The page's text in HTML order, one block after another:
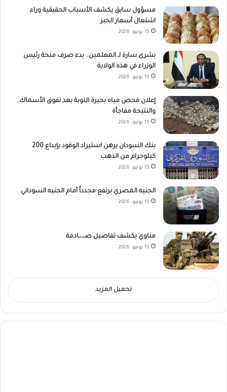
مسؤول سابق يكشف الأسباب الحقيقية وراء
اشتعال أسعار الخبز
15 يونيو، 2026
بشرى سارة لـ المعلمين.. بدء صرف منحة رئيس
الوزراء في هذه الولاية
15 يونيو، 2026
إعلان فحص مياه بحيرة النوبة بعد نفوق الأسماك..
والنتيجة مفاجأة
15 يونيو، 2026
بنك السودان يرهن استيراد الوقود بإيداع 200
كيلوجرام من الذهب
15 يونيو، 2026
الجنيه المصري يرتفع مجدداً أمام الجنيه السوداني
15 يونيو، 2026
مناوي يكشف تفاصيل صـ،،ـادمة
15 يونيو، 2026
تحميل المزيد